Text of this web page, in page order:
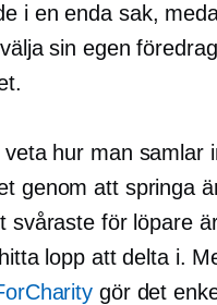
i en enda sak,
sin egen
hur man samlar
genom att springa
svåraste för löpare
lopp att delta i.
gör det